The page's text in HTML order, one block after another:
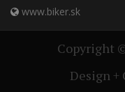
www.biker.sk
Copyright
Design +